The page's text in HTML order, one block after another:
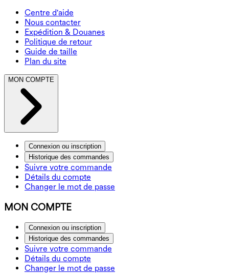
Centre d'aide
Nous contacter
Expédition & Douanes
Politique de retour
Guide de taille
Plan du site
MON COMPTE
Connexion ou inscription
Historique des commandes
Suivre votre commande
Détails du compte
Changer le mot de passe
MON COMPTE
Connexion ou inscription
Historique des commandes
Suivre votre commande
Détails du compte
Changer le mot de passe